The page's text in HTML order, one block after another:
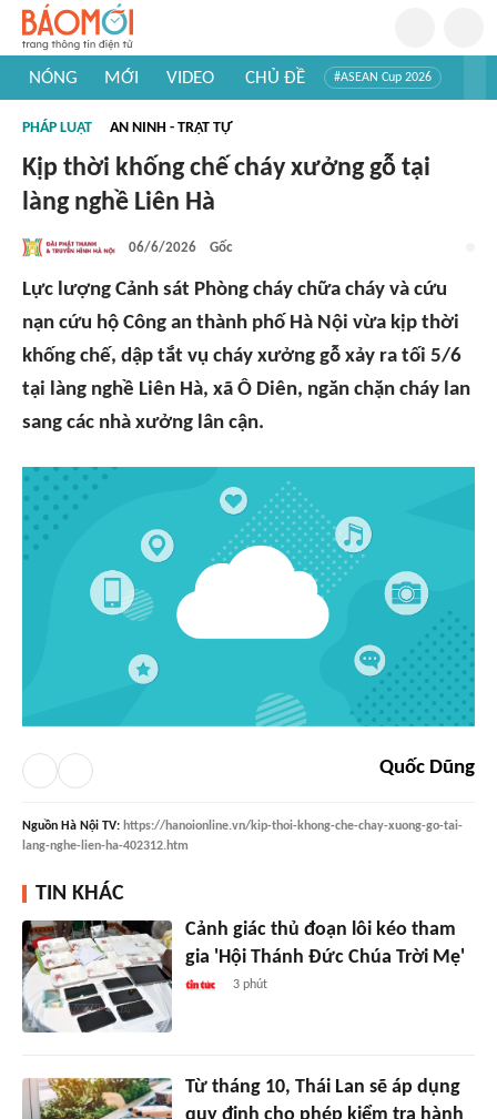
NÓNG MỚI VIDEO CHỦ ĐỀ #ASEAN Cup 2026
#Khám phá thế giới
PHÁP LUẬT AN NINH - TRẬT TỰ
Kịp thời khống chế cháy xưởng gỗ tại
làng nghề Liên Hà
06/6/2026 Gốc
Lực lượng Cảnh sát Phòng cháy chữa cháy và cứu
nạn cứu hộ Công an thành phố Hà Nội vừa kịp thời
khống chế, dập tắt vụ cháy xưởng gỗ xảy ra tối 5/6
tại làng nghề Liên Hà, xã Ô Diên, ngăn chặn cháy lan
sang các nhà xưởng lân cận.
Quốc Dũng
Nguồn Hà Nội TV: https://hanoionline.vn/kip-thoi-khong-che-chay-xuong-go-tai-
lang-nghe-lien-ha-402312.htm
TIN KHÁC
Cảnh giác thủ đoạn lôi kéo tham
gia 'Hội Thánh Đức Chúa Trời Mẹ'
3 phút
Từ tháng 10, Thái Lan sẽ áp dụng